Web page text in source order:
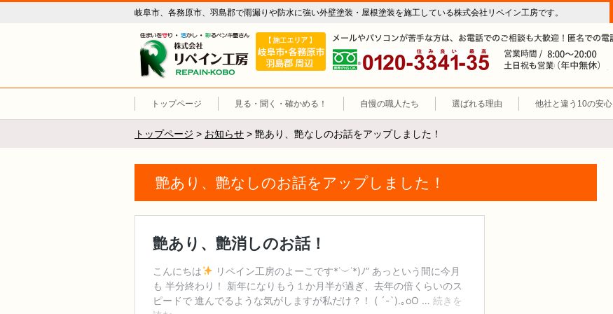
岐阜市、各務原市、羽島郡で雨漏りや防水に強い外壁塗装・屋根塗装を施工している株式会社リペイン工房です。
リペイン工房（外壁塗装・屋根塗装・雨漏り修理・防水工事）
施工エリア 岐阜市、各務原市、羽島郡。
0120-3341-35
トップページ 見る・聞く・確かめる！ 自慢の職人たち 選ばれる理由 他社と違う10の安心
トップページ > お知らせ > 艶あり、艶なしのお話をアップしました！
艶あり、艶なしのお話をアップしました！